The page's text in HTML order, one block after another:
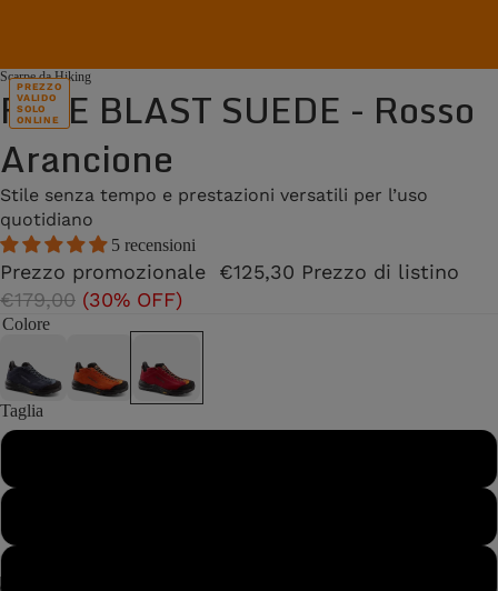
PREZZO
VALIDO
SOLO
ONLINE
Scarpe da Hiking
FREE BLAST SUEDE - Rosso
Arancione
Stile senza tempo e prestazioni versatili per l’uso
quotidiano
5 recensioni
Prezzo promozionale €125,30 Prezzo di listino
€179,00 (30% OFF)
Colore
Taglia